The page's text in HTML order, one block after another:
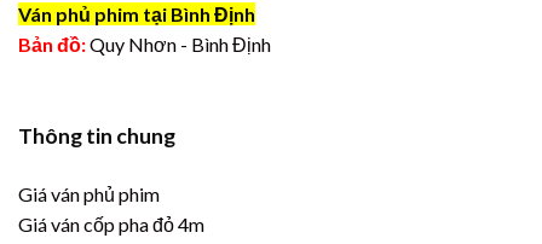
Ván phủ phim tại Bình Định
Bản đồ:Quy Nhơn - Bình Định
Thông tin chung
Giá ván phủ phim
Giá ván cốp pha đỏ 4m